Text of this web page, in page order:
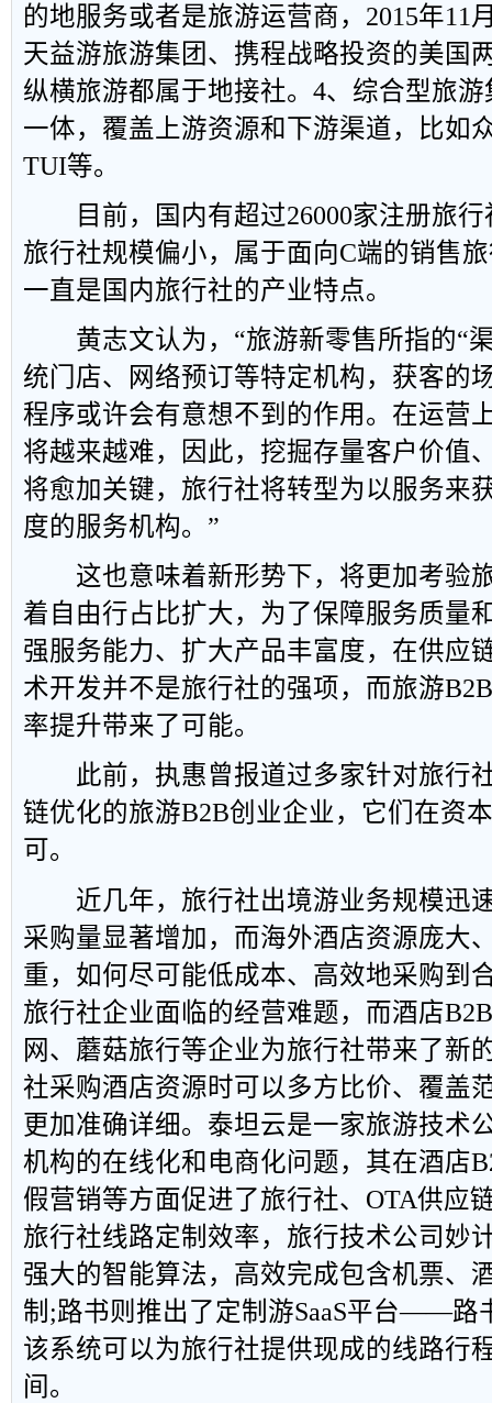
的地服务或者是旅游运营商，2015年11
天益游旅游集团、携程战略投资的美国
纵横旅游都属于地接社。4、综合型旅
一体，覆盖上游资源和下游渠道，比如
TUI等。
目前，国内有超过26000家注册旅行
旅行社规模偏小，属于面向C端的销售
一直是国内旅行社的产业特点。
黄志文认为，“旅游新零售所指的“
统门店、网络预订等特定机构，获客的
程序或许会有意想不到的作用。在运营
将越来越难，因此，挖掘存量客户价值
将愈加关键，旅行社将转型为以服务来
度的服务机构。”
这也意味着新形势下，将更加考验
着自由行占比扩大，为了保障服务质量
强服务能力、扩大产品丰富度，在供应
术开发并不是旅行社的强项，而旅游
率提升带来了可能。
此前，执惠曾报道过多家针对旅行
链优化的旅游B2B创业企业，它们在资
可。
近几年，旅行社出境游业务规模迅
采购量显著增加，而海外酒店资源庞大
重，如何尽可能低成本、高效地采购到
旅行社企业面临的经营难题，而酒店
网、蘑菇旅行等企业为旅行社带来了新
社采购酒店资源时可以多方比价、覆盖
更加准确详细。泰坦云是一家旅游技术
机构的在线化和电商化问题，其在酒店
假营销等方面促进了旅行社、OTA供应
旅行社线路定制效率，旅行技术公司妙
强大的智能算法，高效完成包含机票、
制;路书则推出了定制游SaaS平台——路
该系统可以为旅行社提供现成的线路行
间。